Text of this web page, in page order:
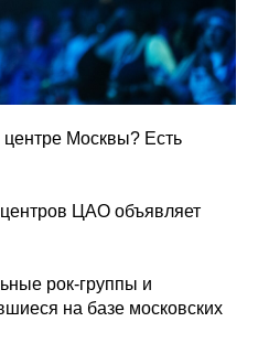
центре Москвы? Есть
ЦАО объявляет
рок-группы и
на базе московских